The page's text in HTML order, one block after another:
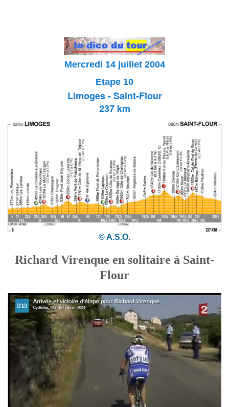
Mercredi 14 juillet 2004
Etape 10
Limoges - Saint-Flour
237 km
© A.S.O.
Richard Virenque en solitaire à Saint-
Flour